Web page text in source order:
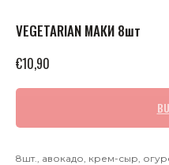
VEGETARIAN МАКИ 8шт
€10,90
8шт., авокадо, крем-сыр,